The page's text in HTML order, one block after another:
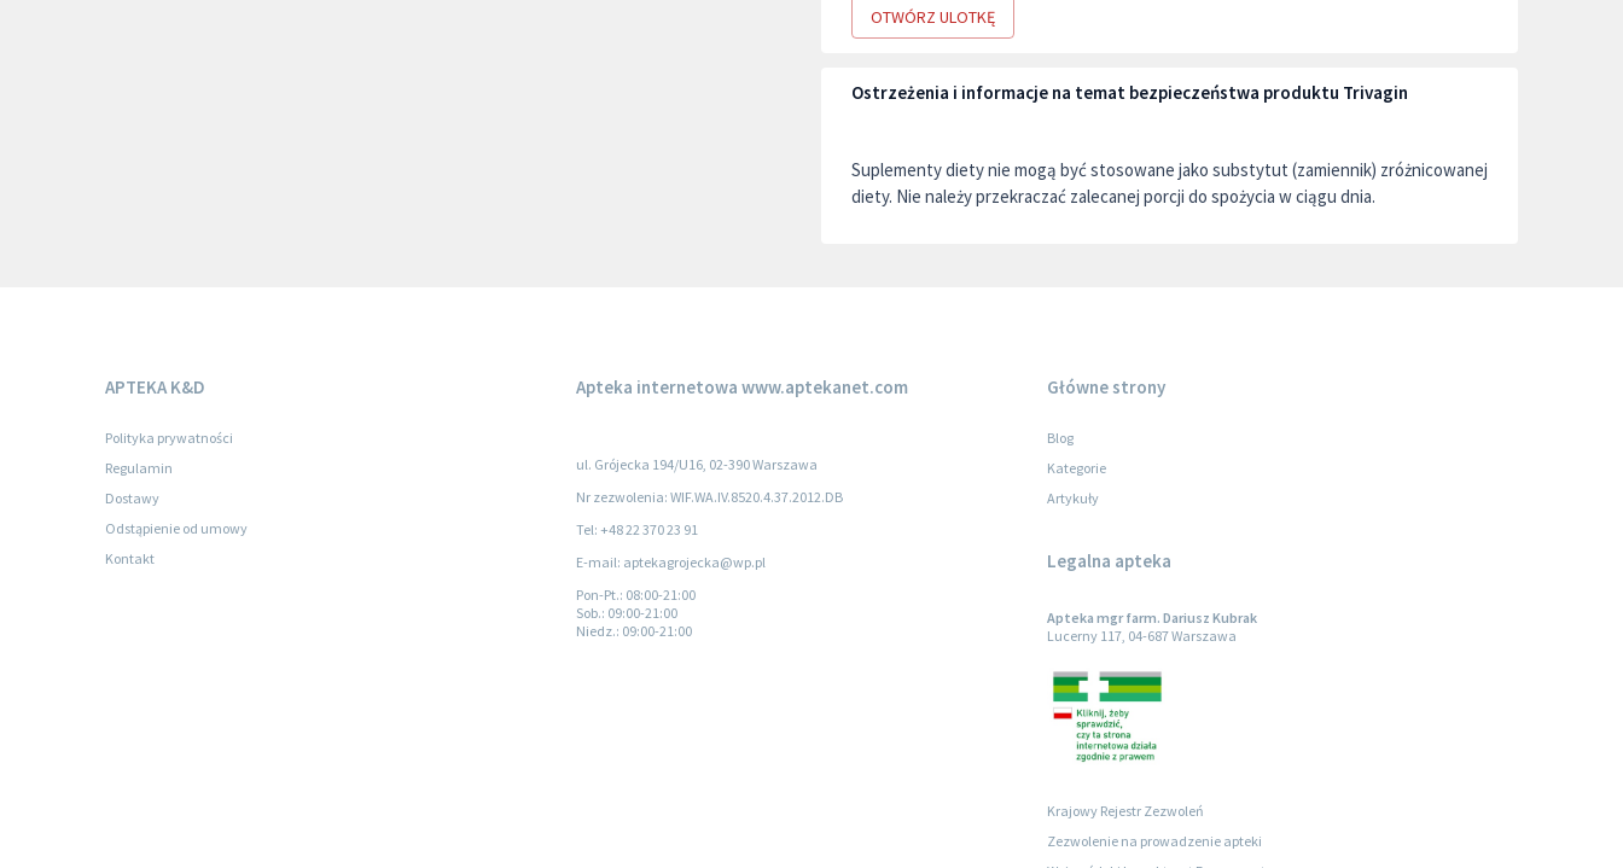
OTWÓRZ ULOTKĘ
Ostrzeżenia i informacje na temat bezpieczeństwa produktu Trivagin
Suplementy diety nie mogą być stosowane jako substytut (zamiennik) zróżnicowanej
diety. Nie należy przekraczać zalecanej porcji do spożycia w ciągu dnia.
APTEKA K&D
Polityka prywatności
Regulamin
Dostawy
Odstąpienie od umowy
Kontakt
Apteka internetowa www.aptekanet.com
ul. Grójecka 194/U16, 02-390 Warszawa
Nr zezwolenia: WIF.WA.IV.8520.4.37.2012.DB
Tel: +48 22 370 23 91
E-mail: aptekagrojecka@wp.pl
Pon-Pt.: 08:00-21:00
Sob.: 09:00-21:00
Niedz.: 09:00-21:00
Główne strony
Blog
Kategorie
Artykuły
Legalna apteka
Apteka mgr farm. Dariusz Kubrak
Lucerny 117, 04-687 Warszawa
Krajowy Rejestr Zezwoleń
Zezwolenie na prowadzenie apteki